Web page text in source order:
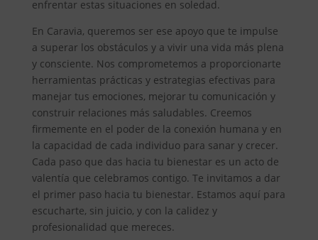
enfrentar estas situaciones en soledad.
En Caravia, queremos ser ese apoyo que te impulse
a superar los obstáculos y a vivir una vida más plena
y consciente. Nos comprometemos a proporcionarte
herramientas prácticas y estrategias efectivas para
manejar tus emociones, mejorar tu comunicación y
construir relaciones más saludables. Creemos
firmemente en el poder de la conexión humana y en
la capacidad de cada individuo para sanar y crecer.
Cada paso que das hacia tu bienestar es un acto de
valentía que celebramos contigo. Te invitamos a dar
el primer paso hacia tu bienestar. Estamos aquí para
escucharte, sin juicio, y con la calidez y
profesionalidad que mereces.